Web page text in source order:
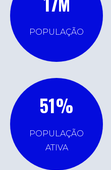
POPULAÇÃO
51%
POPULAÇÃO
ATIVA